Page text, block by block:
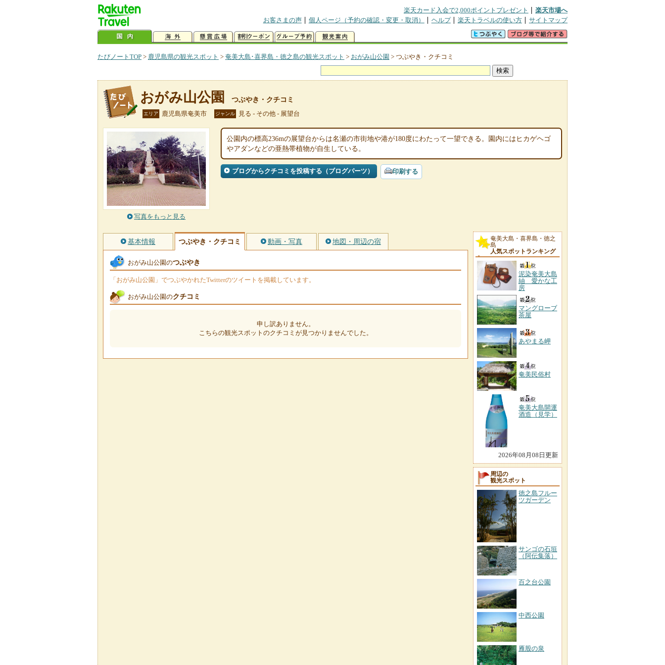
楽天カード入会で2,000ポイントプレゼント
楽天市場へ
お客さまの声
個人ページ（予約の確認・変更・取消） ヘルプ 楽天トラベルの使い方 サイトマップ
たびノートTOP > 鹿児島県の観光スポット > 奄美大島･喜界島・徳之島の観光スポット > おがみ山公園 > つぶやき・クチコミ
おがみ山公園 つぶやき・クチコミ
エリア 鹿児島県奄美市 ジャンル 見る - その他 - 展望台
写真をもっと見る
公園内の標高236mの展望台からは名瀬の市街地や港が180度にわたって一望できる。園内にはヒカゲヘゴ
やアダンなどの亜熱帯植物が自生している。
ブログからクチコミを投稿する（ブログパーツ） 印刷する
基本情報 つぶやき・クチコミ 動画・写真 地図・周辺の宿
おがみ山公園のつぶやき
「おがみ山公園」でつぶやかれたTwitterのツイートを掲載しています。
おがみ山公園のクチコミ
申し訳ありません。
こちらの観光スポットのクチコミが見つかりませんでした。
奄美大島・喜界島・徳之
島
人気スポットランキング
泥染奄美大島
紬 愛かな工
房
マングローブ
茶屋
あやまる岬
奄美民俗村
奄美大島開運
酒造（見学）
2026年08月08日更新
周辺の
観光スポット
徳之島フルー
ツガーデン
サンゴの石垣
（阿伝集落）
百之台公園
中西公園
雁股の泉